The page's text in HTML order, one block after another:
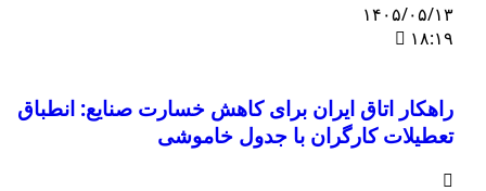
۱۴۰۵/۰۵/۱۳
۱۸:۱۹
راهکار اتاق ایران برای کاهش خسارت صنایع: انطباق
تعطیلات کارگران با جدول خاموشی